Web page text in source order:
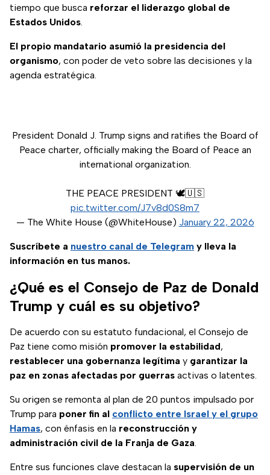
tiempo que busca reforzar el liderazgo global de
Estados Unidos.
El propio mandatario asumió la presidencia del
organismo, con poder de veto sobre las decisiones y la
agenda estratégica.
President Donald J. Trump signs and ratifies the Board of
Peace charter, officially making the Board of Peace an
international organization.
THE PEACE PRESIDENT 🕊️🇺🇸
pic.twitter.com/J7v8d0S8m7
— The White House (@WhiteHouse) January 22, 2026
Suscríbete a nuestro canal de Telegram y lleva la
información en tus manos.
¿Qué es el Consejo de Paz de Donald
Trump y cuál es su objetivo?
De acuerdo con su estatuto fundacional, el Consejo de
Paz tiene como misión promover la estabilidad,
restablecer una gobernanza legítima y garantizar la
paz en zonas afectadas por guerras activas o latentes.
Su origen se remonta al plan de 20 puntos impulsado por
Trump para poner fin al conflicto entre Israel y el grupo
Hamas, con énfasis en la reconstrucción y
administración civil de la Franja de Gaza.
Entre sus funciones clave destacan la supervisión de un